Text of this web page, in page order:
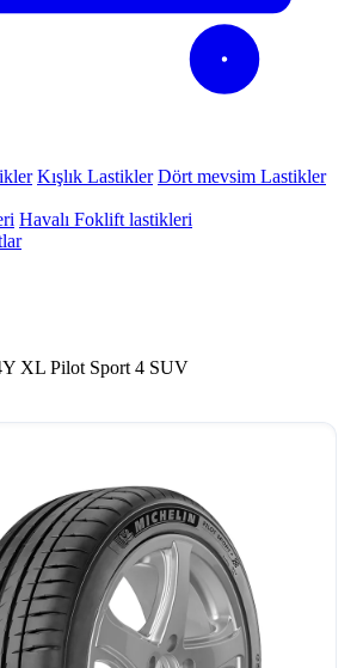
Kışlık Lastikler Dört mevsim Lastikler
Havalı Foklift lastikleri
XL Pilot Sport 4 SUV